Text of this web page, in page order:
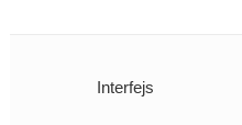
Interfejs